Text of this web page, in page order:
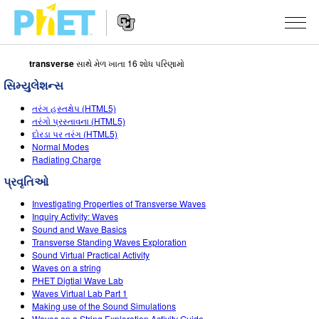
PhET
વેબસાઇટ
શોધો
Navigation
સિમ્યુલેશન્સ
બધા સિમ્સ
ભૌતિકવિજ્ઞાન
ગણિત
રસાયણવિજ્ઞાન
અર્થ સાયન્સ
બાયોલોજી
ભાષાંતરીત સિમ્સ
STUDIO
About Studio
Customizable Sims
Start a Free Trial
Purchase a License
ભણાવવું
એક્ટિવિટીઝ બ્રાઉઝ કરો
તમારી એક્ટિવિટીઝ શેર કરો
Activity Contribution Guidelines
વર્ચ્યુઅલ વર્કશોપ્સ
Professional Learning with PhET
સંશોધન
પહેલ
ઇંકલુઝિવ ડિઝાઇન
PhET ગ્લોબલ
Data Fluency
સાઇન ઇન કરો / નોંધણી કરો
સાઇન ઇન કરો / નોંધણી કરો
transverseસાથે મેળ ખાતા 16 શોધ પરિણામો
સિમ્યુલેશન્સ
તરંગ હસ્તક્ષેપ (HTML5)
તરંગો પ્રસ્તાવના (HTML5)
દોરડા પર તરંગ (HTML5)
Normal Modes
Radiating Charge
પ્રવૃતિઓ
Investigating Properties of Transverse Waves
Inquiry Activity: Waves
Sound and Wave Basics
Transverse Standing Waves Exploration
Sound Virtual Practical Activity
Waves on a string
PHET Digtial Wave Lab
Waves Virtual Lab Part 1
Making use of the Sound Simulations